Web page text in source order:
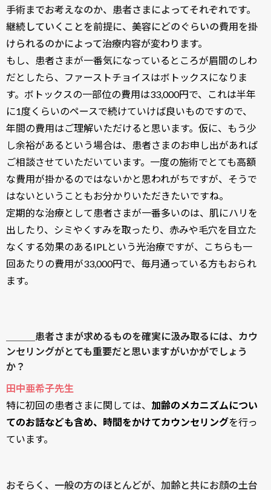
手術までお考えなのか、患者さまによってそれぞれです。
継続していくことを前提に、美容にどのぐらいの費用を掛
けられるのかによって治療内容が変わります。
もし、患者さまが一番気になっているところが眉間のしわ
だとしたら、ファーストチョイスはボトックスになりま
す。ボトックスの一部位の費用は33,000円で、これは半年
に1度くらいのペースで続けていけば良いものですので、
年間の費用はご理解いただけると思います。仮に、もう少
し余裕があるという場合は、患者さまのお申し出があれば
ご相談させていただいています。一度の施術でとても高額
な費用が掛かるのではないかと思われがちですが、そうで
はないということもお分かりいただきたいですね。
定期的な治療として患者さまが一番多いのは、肌にハリを
出したり、シミやくすみを取ったり、赤みや毛穴を目立た
なくする効果のあるIPLという光治療ですが、こちらも一
回あたりの費用が33,000円で、毎月通っている方もおられ
ます。
＿＿＿患者さまが求めるものを確実に汲み取るには、カウ
ンセリングがとても重要だと思いますがいかがでしょう
か？
田中亜希子先生
特に初回の患者さまに関しては、 加齢のメカニズムについ
てのお話なども含め、時間をかけてカウンセリングを行っ
ています。
おそらく、一般の方のほとんどが、加齢と共にお顔の土台